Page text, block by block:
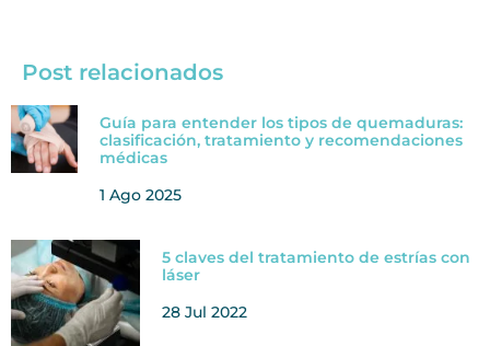
Post relacionados
Guía para entender los tipos de quemaduras:
clasificación, tratamiento y recomendaciones
médicas
1 Ago 2025
5 claves del tratamiento de estrías con
láser
28 Jul 2022